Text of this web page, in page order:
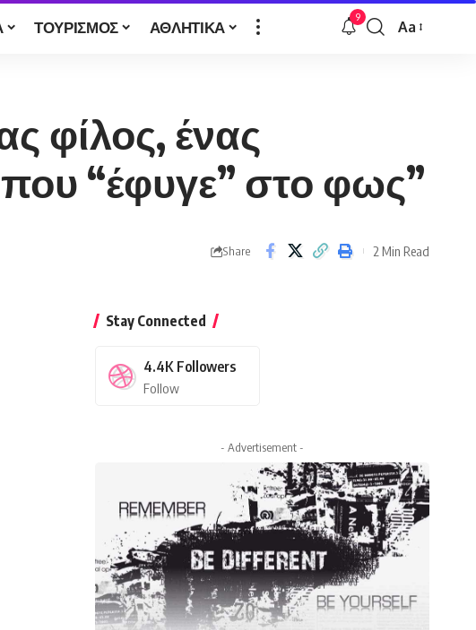
ΤΟΥΡΙΣΜΟΣ ΑΘΛΗΤΙΚΑ 9
Font
Aa
φίλος, ένας
“έφυγε” στο φως”
Share 2 Min Read
Stay Connected
4.4K Followers
Follow
- Advertisement -